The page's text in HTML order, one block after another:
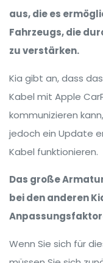
aus, die es
Fahrzeugs, die
zu verstärken.
Kia gibt an, dass
Kabel mit Apple
kommunizieren
jedoch ein Update
Kabel funktionieren.
Das große
bei den anderen
Wenn Sie sich für